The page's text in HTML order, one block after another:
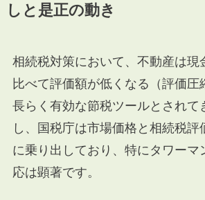
しと是正の動き
相続税対策において、不動産は現
比べて評価額が低くなる（評価圧
長らく有効な節税ツールとされて
し、国税庁は市場価格と相続税評
に乗り出しており、特にタワーマ
応は顕著です。